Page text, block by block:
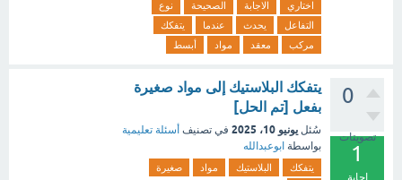
اختاري الاجابة الصحيحة
نوع
التفاعل
يحدث عندما
يتفكك
مركب
معقد مواد أبسط
0
تصويتات
1
يتفكك البلاستيك إلى مواد صغيرة
بفعل [تم الحل]
سُئل يونيو 10، 2025 في تصنيف أسئلة تعليمية
بواسطة ابوعبدالله
يتفكك البلاستيك مواد
صغيرة